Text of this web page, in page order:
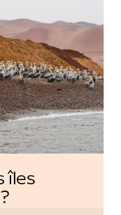
îles